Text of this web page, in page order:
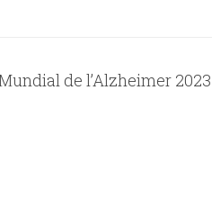
de l’Alzheimer 2023